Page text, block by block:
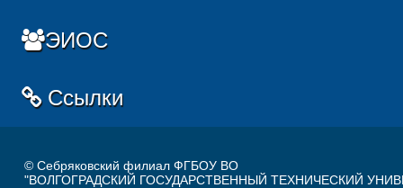
ЭИОС
Ссылки
© Себряковский филиал ФГБОУ ВО
"ВОЛГОГРАДСКИЙ ГОСУДАРСТВЕННЫЙ ТЕХНИЧЕСКИЙ